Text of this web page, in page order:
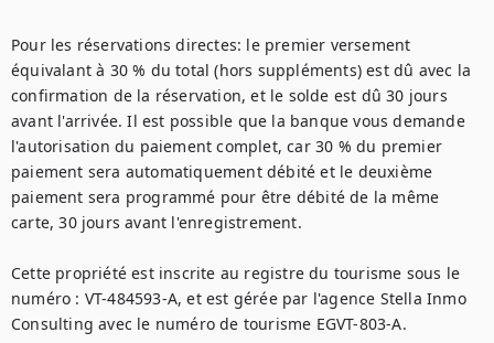
Pour les réservations directes: le premier versement
équivalant à 30 % du total (hors suppléments) est dû avec la
confirmation de la réservation, et le solde est dû 30 jours
avant l'arrivée. Il est possible que la banque vous demande
l'autorisation du paiement complet, car 30 % du premier
paiement sera automatiquement débité et le deuxième
paiement sera programmé pour être débité de la même
carte, 30 jours avant l'enregistrement.
Cette propriété est inscrite au registre du tourisme sous le
numéro : VT-484593-A, et est gérée par l'agence Stella Inmo
Consulting avec le numéro de tourisme EGVT-803-A.